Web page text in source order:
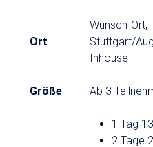
Ort
Wunsch-Ort,
Stuttgart/
Inhouse
Größe Ab 3
1 Tag
2 Tage